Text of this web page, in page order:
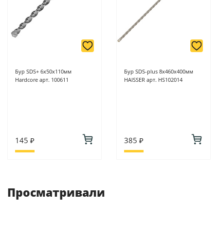
Бур SDS+ 6х50х110мм
Hardcore арт. 100611
145 ₽
Бур SDS-plus 8х460х400мм
HAISSER арт. HS102014
385 ₽
Просматривали